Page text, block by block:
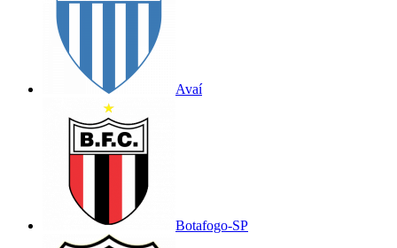
Avaí
Botafogo-SP